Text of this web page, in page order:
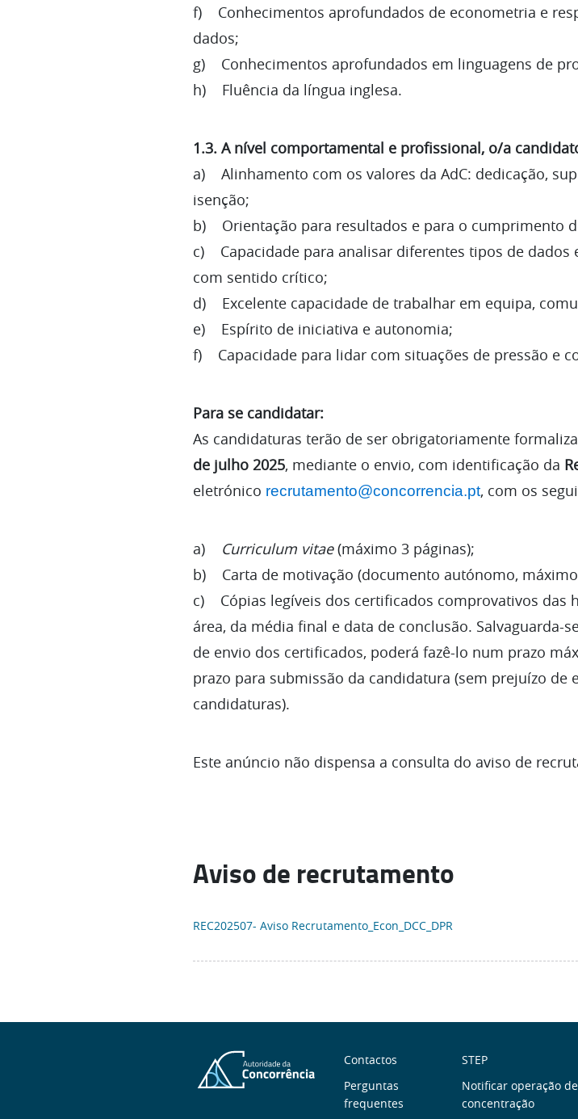
f) Conhecimentos aprofundados de econometria e
dados;
g) Conhecimentos aprofundados em linguagens de
h) Fluência da língua inglesa.
1.3. A nível comportamental e profissional, o/a
a) Alinhamento com os valores da AdC: dedicação,
isenção;
b) Orientação para resultados e para o cumprimento
c) Capacidade para analisar diferentes tipos de
com sentido crítico;
d) Excelente capacidade de trabalhar em equipa,
e) Espírito de iniciativa e autonomia;
f) Capacidade para lidar com situações de pressão e
Para se candidatar:
As candidaturas terão de ser obrigatoriamente
de julho 2025, mediante o envio, com identificação da
eletrónico recrutamento@concorrencia.pt, com os
a) Curriculum vitae(máximo 3 páginas);
b) Carta de motivação (documento autónomo,
c) Cópias legíveis dos certificados comprovativos das
área, da média final e data de conclusão. Salvaguarda-
de envio dos certificados, poderá fazê-lo num prazo
prazo para submissão da candidatura (sem prejuízo
candidaturas).
Este anúncio não dispensa a consulta do aviso de
Aviso de recrutamento
REC202507- Aviso Recrutamento_Econ_DCC_DPR
Sobre
nós
Contactos
Perguntas
frequentes
Links
úteis
STEP
Notificar operação de
concentração